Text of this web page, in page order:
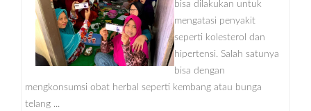
bisa dilakukan untuk
mengatasi penyakit
seperti kolesterol dan
hipertensi. Salah satunya
bisa dengan
mengkonsumsi obat herbal seperti kembang atau bunga
telang ...